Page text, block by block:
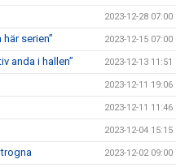
2023-12-28 07:00
serien” 2023-12-15 07:00
anda i hallen” 2023-12-13 11:51
2023-12-11 19:06
2023-12-11 11:46
2023-12-04 15:15
2023-12-02 09:00